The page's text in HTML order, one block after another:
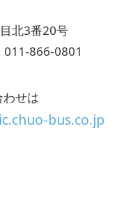
北3番20号
011-866-0801
せは
bus.co.jp